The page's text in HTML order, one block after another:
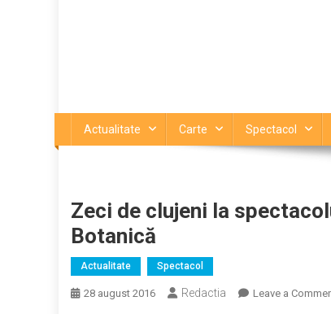
Actualitate Carte Spectacol
Zeci de clujeni la
Botanică
Actualitate Spectacol
28 august 2016 Redactia Leave a